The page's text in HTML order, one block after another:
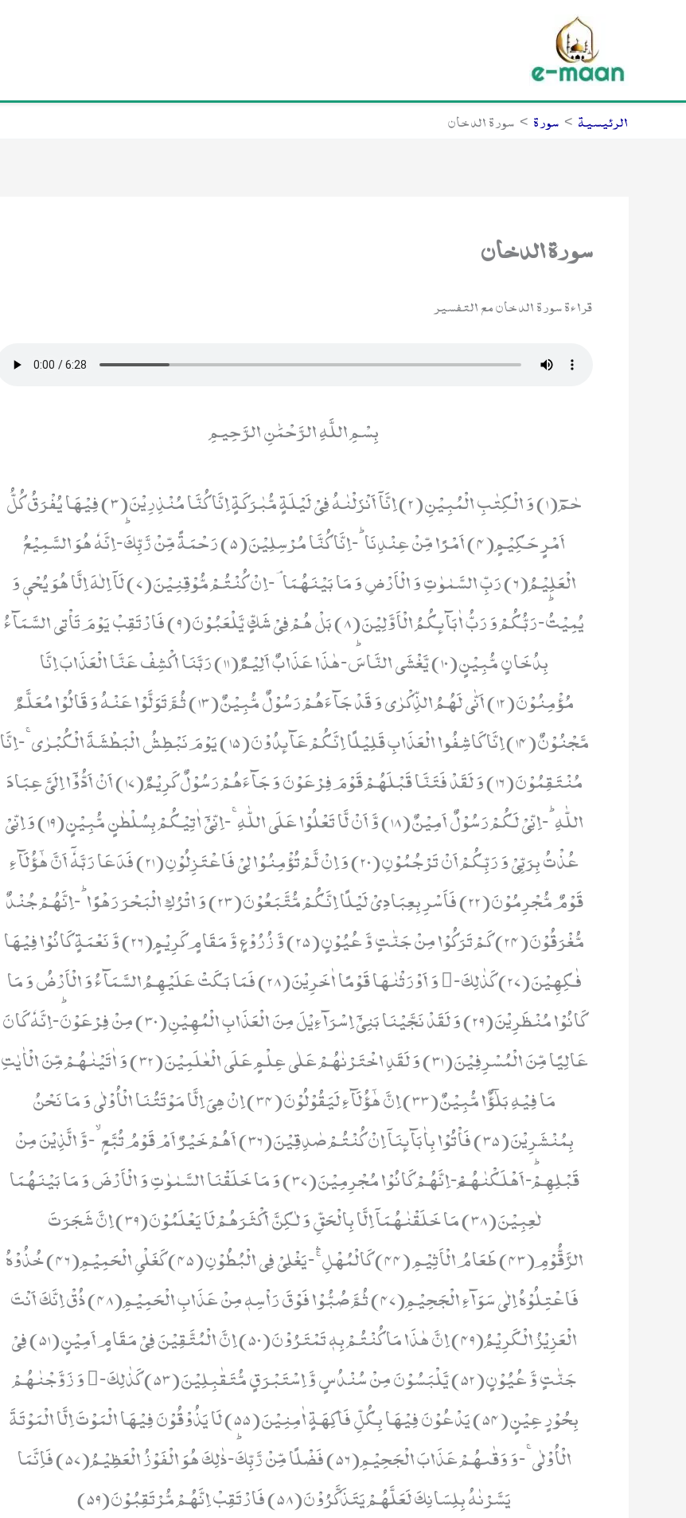
الرئيسية سورة سورة الدخان
سورة الدخان
قراءة سورة الدخان مع التفسير
بِسْمِ اللَّهِ الرَّحْمَٰنِ الرَّحِيمِ
حٰمٓ(1) وَ الْكِتٰبِ الْمُبِیْنِ(2) اِنَّاۤ اَنْزَلْنٰهُ فِیْ لَیْلَةٍ مُّبٰرَكَةٍ اِنَّا كُنَّا مُنْذِرِیْنَ(3) فِیْهَا یُفْرَقُ كُلُّ
اَمْرٍ حَكِیْمٍ(4) اَمْرًا مِّنْ عِنْدِنَاؕ-اِنَّا كُنَّا مُرْسِلِیْنَ(5) رَحْمَةً مِّنْ رَّبِّكَؕ-اِنَّهٗ هُوَ السَّمِیْعُ
الْعَلِیْمُ(6) رَبِّ السَّمٰوٰتِ وَ الْاَرْضِ وَ مَا بَیْنَهُمَاۘ-اِنْ كُنْتُمْ مُّوْقِنِیْنَ(7) لَاۤ اِلٰهَ اِلَّا هُوَ یُحْیٖ وَ
یُمِیْتُؕ-رَبُّكُمْ وَ رَبُّ اٰبَآىٕكُمُ الْاَوَّلِیْنَ(8) بَلْ هُمْ فِیْ شَكٍّ یَّلْعَبُوْنَ(9) فَارْتَقِبْ یَوْمَ تَاْتِی السَّمَآءُ
بِدُخَانٍ مُّبِیْنٍ(10) یَّغْشَى النَّاسَؕ-هٰذَا عَذَابٌ اَلِیْمٌ(11) رَبَّنَا اكْشِفْ عَنَّا الْعَذَابَ اِنَّا
مُؤْمِنُوْنَ(12) اَنّٰى لَهُمُ الذِّكْرٰى وَ قَدْ جَآءَهُمْ رَسُوْلٌ مُّبِیْنٌ(13) ثُمَّ تَوَلَّوْا عَنْهُ وَ قَالُوْا مُعَلَّمٌ
مَّجْنُوْنٌ(14) اِنَّا كَاشِفُوا الْعَذَابِ قَلِیْلًا اِنَّكُمْ عَآىٕدُوْنَ(15) یَوْمَ نَبْطِشُ الْبَطْشَةَ الْكُبْرٰىۚ-اِنَّا
مُنْتَقِمُوْنَ(16) وَ لَقَدْ فَتَنَّا قَبْلَهُمْ قَوْمَ فِرْعَوْنَ وَ جَآءَهُمْ رَسُوْلٌ كَرِیْمٌ(17) اَنْ اَدُّوْۤا اِلَیَّ عِبَادَ
اللّٰهِؕ-اِنِّیْ لَكُمْ رَسُوْلٌ اَمِیْنٌ(18) وَّ اَنْ لَّا تَعْلُوْا عَلَى اللّٰهِۚ-اِنِّیْۤ اٰتِیْكُمْ بِسُلْطٰنٍ مُّبِیْنٍ(19) وَ اِنِّیْ
عُذْتُ بِرَبِّیْ وَ رَبِّكُمْ اَنْ تَرْجُمُوْنِ(20) وَ اِنْ لَّمْ تُؤْمِنُوْا لِیْ فَاعْتَزِلُوْنِ(21) فَدَعَا رَبَّهٗۤ اَنَّ هٰۤؤُلَآءِ
قَوْمٌ مُّجْرِمُوْنَ(22) فَاَسْرِ بِعِبَادِیْ لَیْلًا اِنَّكُمْ مُّتَّبَعُوْنَ(23) وَ اتْرُكِ الْبَحْرَ رَهْوًاؕ-اِنَّهُمْ جُنْدٌ
مُّغْرَقُوْنَ(24) كَمْ تَرَكُوْا مِنْ جَنّٰتٍ وَّ عُیُوْنٍ(25) وَّ زُرُوْعٍ وَّ مَقَامٍ كَرِیْمٍ(26) وَّ نَعْمَةٍ كَانُوْا فِیْهَا
فٰكِهِیْنَ(27) كَذٰلِكَ- وَ اَوْرَثْنٰهَا قَوْمًا اٰخَرِیْنَ(28) فَمَا بَكَتْ عَلَیْهِمُ السَّمَآءُ وَ الْاَرْضُ وَ مَا
كَانُوْا مُنْظَرِیْنَ(29) وَ لَقَدْ نَجَّیْنَا بَنِیْۤ اِسْرَآءِیْلَ مِنَ الْعَذَابِ الْمُهِیْنِ(30) مِنْ فِرْعَوْنَؕ-اِنَّهٗ كَانَ
عَالِیًا مِّنَ الْمُسْرِفِیْنَ(31) وَ لَقَدِ اخْتَرْنٰهُمْ عَلٰى عِلْمٍ عَلَى الْعٰلَمِیْنَ(32) وَ اٰتَیْنٰهُمْ مِّنَ الْاٰیٰتِ
مَا فِیْهِ بَلٰٓؤٌا مُّبِیْنٌ(33) اِنَّ هٰۤؤُلَآءِ لَیَقُوْلُوْنَ(34) اِنْ هِیَ اِلَّا مَوْتَتُنَا الْاُوْلٰى وَ مَا نَحْنُ
بِمُنْشَرِیْنَ(35) فَاْتُوْا بِاٰبَآىٕنَاۤ اِنْ كُنْتُمْ صٰدِقِیْنَ(36) اَهُمْ خَیْرٌ اَمْ قَوْمُ تُبَّعٍۙ-وَّ الَّذِیْنَ مِنْ
قَبْلِهِمْؕ-اَهْلَكْنٰهُمْ٘-اِنَّهُمْ كَانُوْا مُجْرِمِیْنَ(37) وَ مَا خَلَقْنَا السَّمٰوٰتِ وَ الْاَرْضَ وَ مَا بَیْنَهُمَا
لٰعِبِیْنَ(38) مَا خَلَقْنٰهُمَاۤ اِلَّا بِالْحَقِّ وَ لٰكِنَّ اَكْثَرَهُمْ لَا یَعْلَمُوْنَ(39) اِنَّ شَجَرَتَ
الزَّقُّوْمِ(43) طَعَامُ الْاَثِیْمِ (44) كَالْمُهْلِۚۛ-یَغْلِیْ فِی الْبُطُوْنِ(45) كَغَلْیِ الْحَمِیْمِ(46) خُذُوْهُ
فَاعْتِلُوْهُ اِلٰى سَوَآءِ الْجَحِیْمِ(47) ثُمَّ صُبُّوْا فَوْقَ رَاْسِهٖ مِنْ عَذَابِ الْحَمِیْمِ(48) ذُقْ اِنَّكَ اَنْتَ
الْعَزِیْزُ الْكَرِیْمُ(49) اِنَّ هٰذَا مَا كُنْتُمْ بِهٖ تَمْتَرُوْنَ(50) اِنَّ الْمُتَّقِیْنَ فِیْ مَقَامٍ اَمِیْنٍ(51) فِیْ
جَنّٰتٍ وَّ عُیُوْنٍ(52) یَّلْبَسُوْنَ مِنْ سُنْدُسٍ وَّ اِسْتَبْرَقٍ مُّتَقٰبِلِیْنَ(53) كَذٰلِكَ- وَ زَوَّجْنٰهُمْ
بِحُوْرٍ عِیْنٍ(54) یَدْعُوْنَ فِیْهَا بِكُلِّ فَاكِهَةٍ اٰمِنِیْنَ(55) لَا یَذُوْقُوْنَ فِیْهَا الْمَوْتَ اِلَّا الْمَوْتَةَ
الْاُوْلٰىۚ-وَ وَقٰىهُمْ عَذَابَ الْجَحِیْمِ(56) فَضْلًا مِّنْ رَّبِّكَؕ-ذٰلِكَ هُوَ الْفَوْزُ الْعَظِیْمُ(57) فَاِنَّمَا
یَسَّرْنٰهُ بِلِسَانِكَ لَعَلَّهُمْ یَتَذَكَّرُوْنَ(58) فَارْتَقِبْ اِنَّهُمْ مُّرْتَقِبُوْنَ(59)